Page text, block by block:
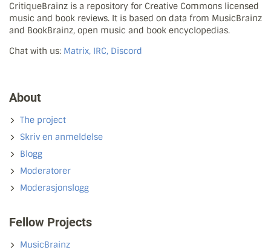
CritiqueBrainz is a repository for Creative Commons licensed
music and book reviews. It is based on data from MusicBrainz
and BookBrainz, open music and book encyclopedias.
Chat with us: Matrix, IRC, Discord
About
The project
Skriv en anmeldelse
Blogg
Moderatorer
Moderasjonslogg
Fellow Projects
MusicBrainz